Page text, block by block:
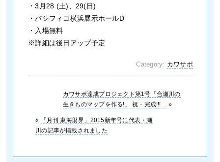
・3月28 (土)、29(日)
・パシフィコ横浜展示ホールD
・入場無料
※詳細は後日アップ予定
Category: カワサポ
カワサポ達成プロジェクト第1号「合瀬川の
生きものマップを作る!」 祝・完成!!!
»
«
「月刊 東海財界」2015新年号に代表・瀬
川の記事が掲載されました